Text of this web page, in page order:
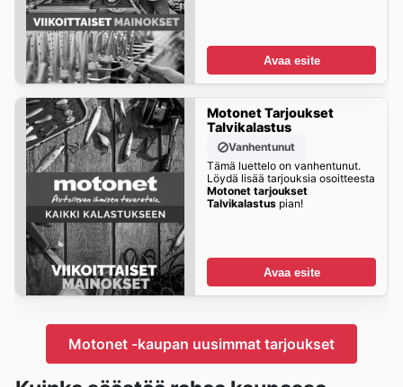
Avaa esite
Motonet Tarjoukset
Talvikalastus
Vanhentunut
Tämä luettelo on vanhentunut.
Löydä lisää tarjouksia osoitteesta
Motonet tarjoukset
Talvikalastuspian!
Avaa esite
Motonet -kaupan uusimmat tarjoukset